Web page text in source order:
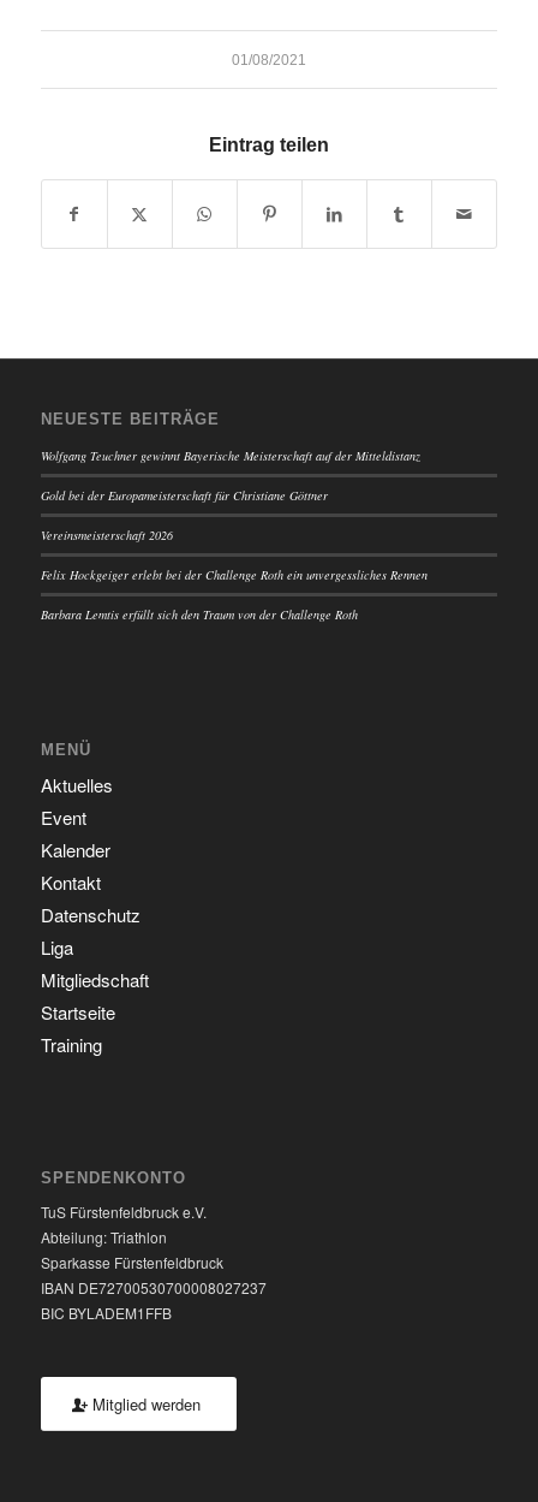
01/08/2021
Eintrag teilen
NEUESTE BEITRÄGE
Wolfgang Teuchner gewinnt Bayerische Meisterschaft auf der Mitteldistanz
Gold bei der Europameisterschaft für Christiane Göttner
Vereinsmeisterschaft 2026
Felix Hockgeiger erlebt bei der Challenge Roth ein unvergessliches Rennen
Barbara Lemtis erfüllt sich den Traum von der Challenge Roth
MENÜ
Aktuelles
Event
Kalender
Kontakt
Datenschutz
Liga
Mitgliedschaft
Startseite
Training
SPENDENKONTO
TuS Fürstenfeldbruck e.V.
Abteilung: Triathlon
Sparkasse Fürstenfeldbruck
IBAN DE72700530700008027237
BIC BYLADEM1FFB
Mitglied werden